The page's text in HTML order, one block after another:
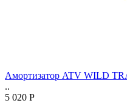
Амортизатор ATV WILD
..
5 020 Р